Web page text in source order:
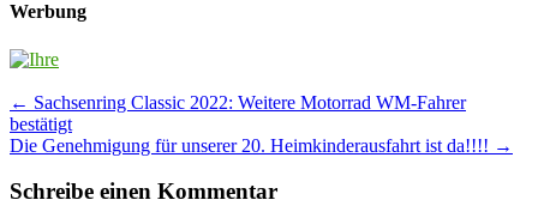
Werbung
Post
navigation
← Sachsenring Classic 2022: Weitere Motorrad WM-Fahrer
bestätigt
Die Genehmigung für unserer 20. Heimkinderausfahrt ist da!!!! →
Schreibe einen Kommentar